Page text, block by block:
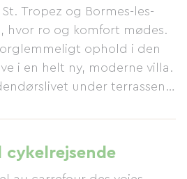
Tropez og Bormes-les-
hvor ro og komfort mødes.
ophold i den
i en helt ny, moderne villa.
under terrassen
lys stue, der åbner ud til
med to store, kølige